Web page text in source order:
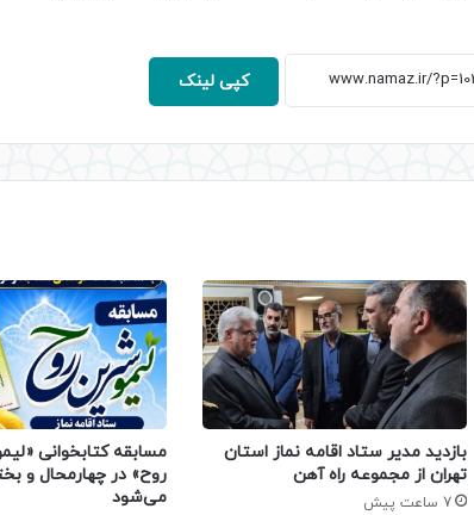
کپی لینک
بازدید مدیر ستاد اقامه نماز استان
تهران از مجموعه راه آهن
7 ساعت پیش
مسابقه کتابخوانی
روح» در چهارمحال و
می‌شود